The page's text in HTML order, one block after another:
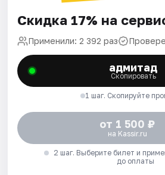
Скидка 17% на
Применили: 2 392 раз
адмитад
Скопировать
1 шаг. Скопируйте
от 1 500 ₽
на Kassir.ru
2 шаг. Выберите билет и
до оплаты